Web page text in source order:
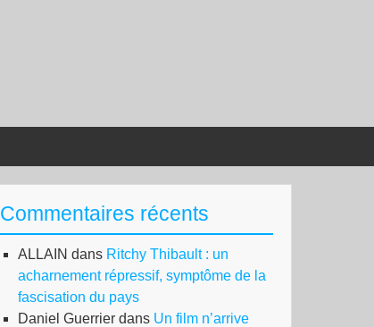
Commentaires récents
ALLAIN dans Ritchy Thibault : un
acharnement répressif, symptôme de la
fascisation du pays
Daniel Guerrier dans Un film n’arrive